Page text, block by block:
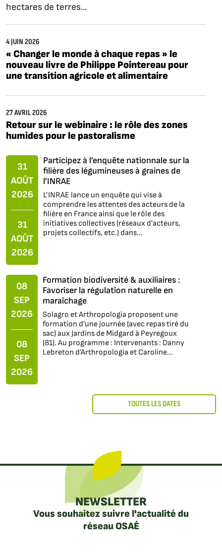
hectares de terres...
4 JUIN 2026
« Changer le monde à chaque repas » le
nouveau livre de Philippe Pointereau pour
une transition agricole et alimentaire
27 AVRIL 2026
Retour sur le webinaire : le rôle des zones
humides pour le pastoralisme
31
AOÛT
2026
31
AOÛT
2026
Participez à l’enquête nationnale sur la
filière des légumineuses à graines de
l’INRAE
L’INRAE lance un enquête qui vise à
comprendre les attentes des acteurs de la
filière en France ainsi que le rôle des
initiatives collectives (réseaux d’acteurs,
projets collectifs, etc.) dans...
08
SEP
2026
08
SEP
2026
Formation biodiversité & auxiliaires :
Favoriser la régulation naturelle en
maraîchage
Solagro et Arthropologia proposent une
formation d’une journée (avec repas tiré du
sac) aux Jardins de Midgard à Peyregoux
(81). Au programme : Intervenants : Danny
Lebreton d’Arthropologia et Caroline...
TOUTES LES DATES
NEWSLETTER
Vous souhaitez suivre l'actualité du
réseau OSAÉ